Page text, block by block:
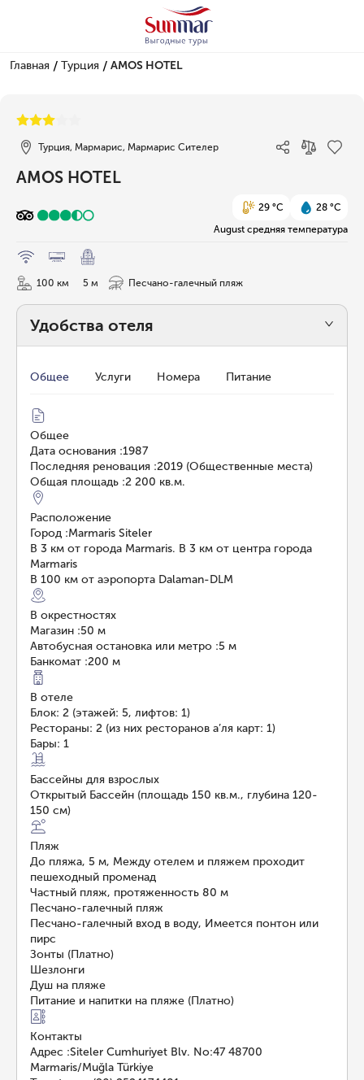
Главная / Турция / AMOS HOTEL
Турция, Мармарис, Мармарис Сителер
AMOS HOTEL
29 °C
28 °C
August средняя температура
100 км 5 м Песчано-галечный пляж
Удобства отеля
Общее Услуги Номера Питание
Общее
Дата основания :1987
Последняя реновация :2019 (Общественные места)
Общая площадь :2 200 кв.м.
Расположение
Город :Marmaris Siteler
В 3 км от города Marmaris. В 3 км от центра города
Marmaris
В 100 км от аэропорта Dalaman-DLM
В окрестностях
Магазин :50 м
Автобусная остановка или метро :5 м
Банкомат :200 м
В отеле
Блок: 2 (этажей: 5, лифтов: 1)
Рестораны: 2 (из них ресторанов а’ля карт: 1)
Бары: 1
Бассейны для взрослых
Открытый Бассейн (площадь 150 кв.м., глубина 120-
150 см)
Пляж
До пляжа, 5 м, Между отелем и пляжем проходит
пешеходный променад
Частный пляж, протяженность 80 м
Песчано-галечный пляж
Песчано-галечный вход в воду, Имеется понтон или
пирс
Зонты (Платно)
Шезлонги
Душ на пляже
Питание и напитки на пляже (Платно)
Контакты
Адрес :Siteler Cumhuriyet Blv. No:47 48700
Marmaris/Muğla Türkiye